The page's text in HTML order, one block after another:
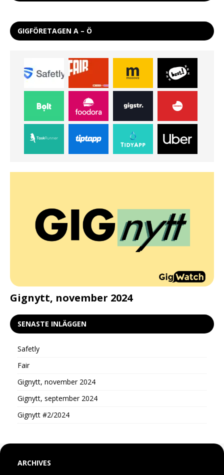
GIGFÖRETAGEN A – Ö
Gignytt, november 2024
SENASTE INLÄGGEN
Safetly
Fair
Gignytt, november 2024
Gignytt, september 2024
Gignytt #2/2024
ARCHIVES